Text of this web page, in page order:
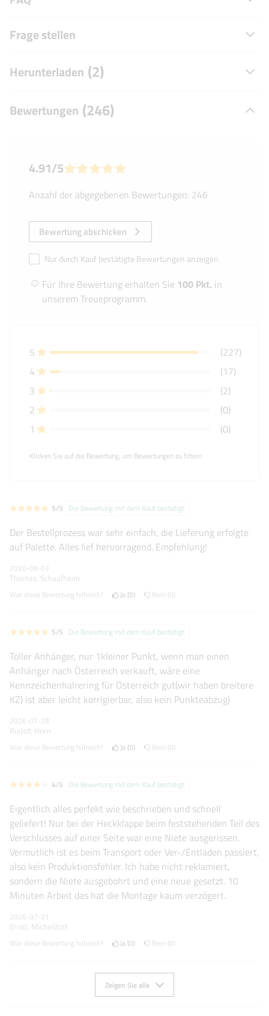
Frage stellen
Herunterladen (2)
Bewertungen (246)
4.91/5
Anzahl der abgegebenen Bewertungen: 246
Bewertung abschicken
Für Ihre Bewertung erhalten Sie 100 Pkt. in
unserem Treueprogramm.
Nur durch Kauf bestätigte Bewertungen anzeigen
5
(227)
4
(17)
3
(2)
2
(0)
1
(0)
Klicken Sie auf die Bewertung, um Bewertungen zu filtern
5/5 Die Bewertung mit dem Kauf bestätigt
Der Bestellprozess war sehr einfach, die Lieferung erfolgte
auf Palette. Alles lief hervorragend. Empfehlung!
2026-08-03
Thomas, Schaafheim
War diese Bewertung hilfreich? Ja 0 Nein 0
5/5 Die Bewertung mit dem Kauf bestätigt
Toller Anhänger, nur 1kleiner Punkt, wenn man einen
Anhänger nach Österreich verkauft, wäre eine
Kennzeichenhalrering für Österreich gut(wir haben breitere
KZ) ist aber leicht korrigierbar, also kein Punkteabzug)
2026-07-28
Rudolf, Horn
War diese Bewertung hilfreich? Ja 0 Nein 0
4/5 Die Bewertung mit dem Kauf bestätigt
Eigentlich alles perfekt wie beschrieben und schnell
geliefert! Nur bei der Heckklappe beim feststehenden Teil des
Verschlusses auf einer Seite war eine Niete ausgerissen.
Vermutlich ist es beim Transport oder Ver-/Entladen passiert,
also kein Produktionsfehler. Ich habe nicht reklamiert,
sondern die Niete ausgebohrt und eine neue gesetzt. 10
Minuten Arbeit das hat die Montage kaum verzögert.
2026-07-21
Ernst, Micheldorf
War diese Bewertung hilfreich? Ja 0 Nein 0
Zeigen Sie alle